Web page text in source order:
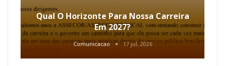
Qual O Horizonte Para Nossa Carreira
Em 2027?
Comunicacao 17 jul, 2026